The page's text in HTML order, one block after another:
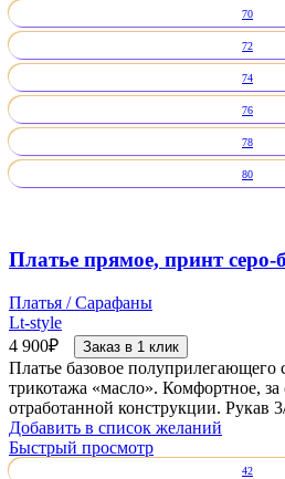
70
72
74
76
78
80
Платье прямое, принт
Платья / Сарафаны
Lt-style
4 900₽ Заказ в 1 клик
Платье базовое полуприлегающего
трикотажа «масло». Комфортное, за
отработанной конструкции. Рукав
Добавить в список желаний
Быстрый просмотр
42